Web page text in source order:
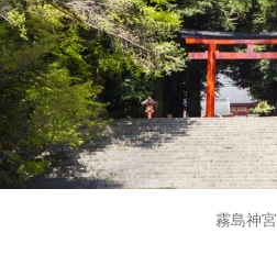
霧島神宮